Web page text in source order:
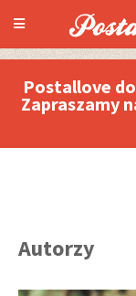
Postallove
Zapraszamy
Autorzy